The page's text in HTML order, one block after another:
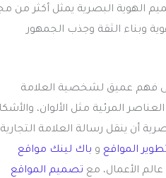
الهوية البصرية يمثل أكثر من
وبناء الثقة وجذب الجمهور
فهم عميق لشخصية العلامة
المرئية مثل الألوان،
أن ينقل رسالة العلامة التجارية
المواقع و باك لينك مواقع
الأعمال، مع تصميم المواقع